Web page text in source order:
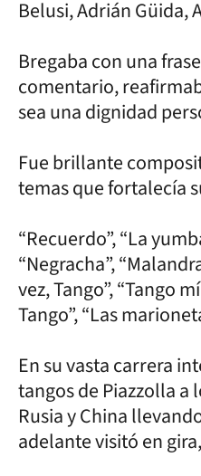
Belusi, Adrián Güida,
Bregaba con una
comentario,
sea una dignidad
Fue brillante
temas que fortalecía
“Recuerdo”, “La
“Negracha”,
vez, Tango”, “Tango
Tango”, “Las
En su vasta carrera
tangos de Piazzolla a
Rusia y China
adelante visitó en